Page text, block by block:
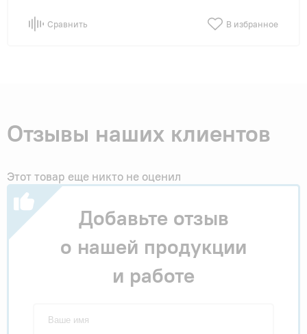
Сравнить В избранное
Отзывы наших клиентов
Этот товар еще никто не оценил
Добавьте отзыв
о нашей продукции
и работе